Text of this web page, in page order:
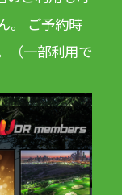
。 ご予約時
（一部利用で